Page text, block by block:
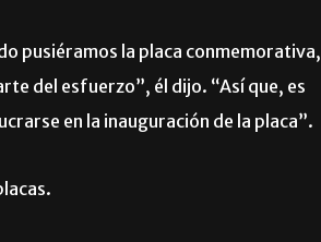
pusiéramos la placa conmemorativa,
del esfuerzo”, él dijo. “Así que, es
en la inauguración de la placa”.